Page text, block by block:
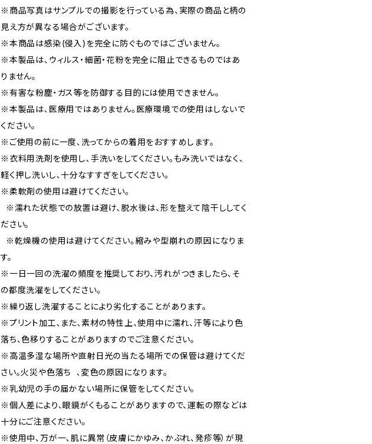
※商品写真はサンプルでの撮影を行っている為、実際の商品と柄の
見え方が異なる場合がございます。
※本商品は感染(侵入)を完全に防ぐものではございません。
※本製品は、ウィルス・細菌・花粉を完全に阻止できるものではあ
りません。
※有害な粉塵・ガス等を防御する目的には使用できません。
※本製品は、医療用ではありません。医療環境での使用はしないで
ください。
※ご使用の前に一度、洗ってからの着用をおすすめします。
※衣料用洗剤を使用し、手洗いをしてください。もみ洗いではなく、
軽く押し洗いし、十分なすすぎをしてください。
※柔軟剤の使用は避けてください。
※濡れた状態での放置は避け、脱水後は、形を整えて陰干ししてく
ださい。
※乾燥機の使用は避けてください。縮みや型崩れの原因になりま
す。
※一日一回の洗濯の頻度を推奨しており、汚れがつきましたら、そ
の都度洗濯をしてください。
※繰り返し洗濯することにより劣化することがあります。
※プリント加工、また、素材の特性上、使用中に濡れ、汗等により色
落ち、色移りすることがありますのでご注意ください。
※高温多湿な場所や直射日光の当たる場所での保管は避けてくだ
さい。火災や色落ち 、変色の原因になります。
※乳幼児の手の届かない場所に保管をしてください。
※個人差により、眼鏡がくもることがありますので、運転の際などは
十分にご注意ください。
※使用中、万が一、肌に異常（皮膚にかゆみ、かぶれ、発疹等）が現